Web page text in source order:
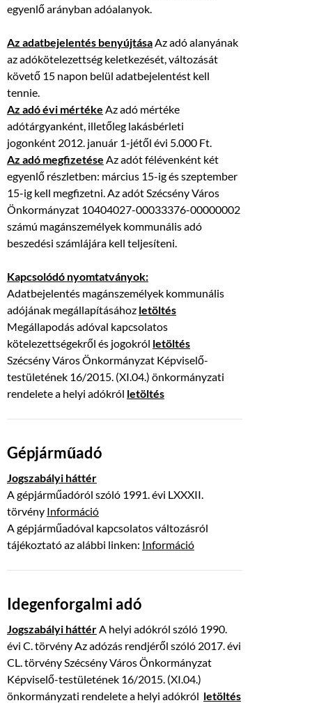
egyenlő arányban adóalanyok.
Az adatbejelentés benyújtásaAz adó alanyának
az adókötelezettség keletkezését, változását
követő 15 napon belül adatbejelentést kell
tennie.
Az adó évi mértéke Az adó mértéke
adótárgyanként, illetőleg lakásbérleti
jogonként 2012. január 1-jétől évi 5.000 Ft.
Az adó megfizetése Az adót félévenként két
egyenlő részletben: március 15-ig és szeptember
15-ig kell megfizetni. Az adót Szécsény Város
Önkormányzat 10404027-00033376-00000002
számú magánszemélyek kommunális adó
beszedési számlájára kell teljesíteni.
Kapcsolódó nyomtatványok:
Adatbejelentés magánszemélyek kommunális
adójának megállapításához letöltés
Megállapodás adóval kapcsolatos
kötelezettségekről és jogokról letöltés
Szécsény Város Önkormányzat Képviselő-
testületének 16/2015. (XI.04.) önkormányzati
rendelete a helyi adókról letöltés
Gépjárműadó
Jogszabályi háttér
A gépjárműadóról szóló 1991. évi LXXXII.
törvény Információ
A gépjárműadóval kapcsolatos változásról
tájékoztató az alábbi linken: Információ
Idegenforgalmi adó
Jogszabályi háttérA helyi adókról szóló 1990.
évi C. törvény Az adózás rendjéről szóló 2017. évi
CL. törvény Szécsény Város Önkormányzat
Képviselő-testületének 16/2015. (XI.04.)
önkormányzati rendelete a helyi adókról letöltés